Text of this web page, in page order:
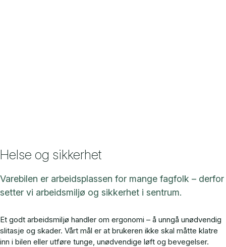
Helse og sikkerhet
Varebilen er arbeidsplassen for mange fagfolk – derfor
setter vi arbeidsmiljø og sikkerhet i sentrum.
Et godt arbeidsmiljø handler om ergonomi – å unngå unødvendig
slitasje og skader. Vårt mål er at brukeren ikke skal måtte klatre
inn i bilen eller utføre tunge, unødvendige løft og bevegelser.